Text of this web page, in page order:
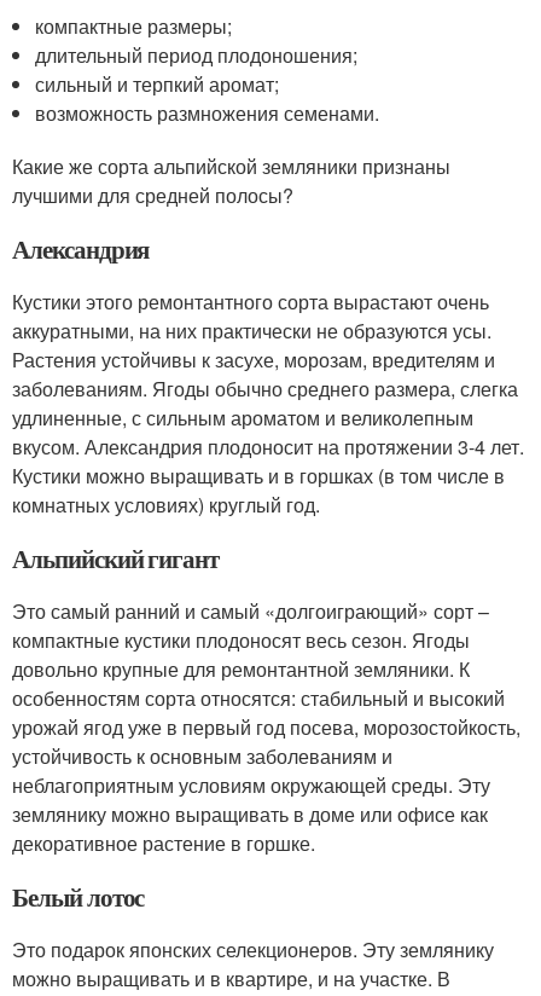
компактные размеры;
длительный период плодоношения;
сильный и терпкий аромат;
возможность размножения семенами.
Какие же сорта альпийской земляники признаны
лучшими для средней полосы?
Александрия
Кустики этого ремонтантного сорта вырастают очень
аккуратными, на них практически не образуются усы.
Растения устойчивы к засухе, морозам, вредителям и
заболеваниям. Ягоды обычно среднего размера, слегка
удлиненные, с сильным ароматом и великолепным
вкусом. Александрия плодоносит на протяжении 3-4 лет.
Кустики можно выращивать и в горшках (в том числе в
комнатных условиях) круглый год.
Альпийский гигант
Это самый ранний и самый «долгоиграющий» сорт –
компактные кустики плодоносят весь сезон. Ягоды
довольно крупные для ремонтантной земляники. К
особенностям сорта относятся: стабильный и высокий
урожай ягод уже в первый год посева, морозостойкость,
устойчивость к основным заболеваниям и
неблагоприятным условиям окружающей среды. Эту
землянику можно выращивать в доме или офисе как
декоративное растение в горшке.
Белый лотос
Это подарок японских селекционеров. Эту землянику
можно выращивать и в квартире, и на участке. В